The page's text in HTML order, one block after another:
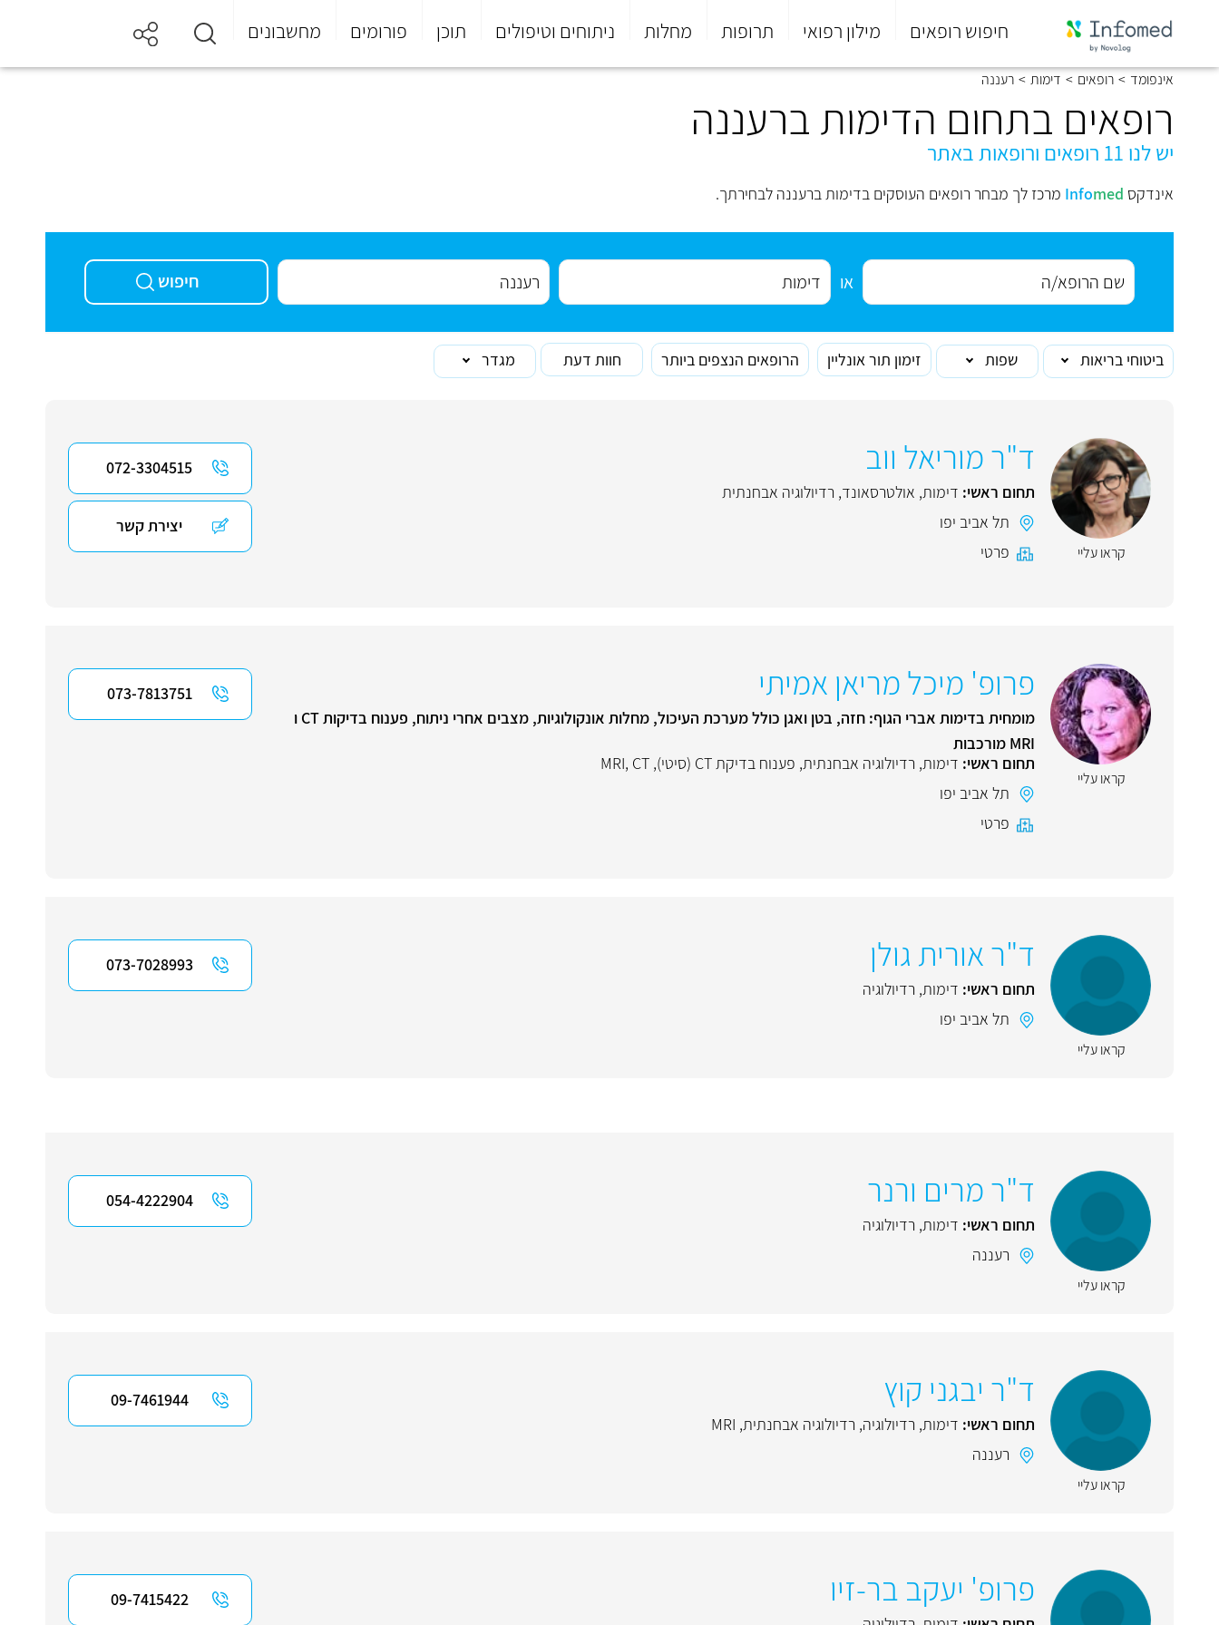
חיפוש רופאים מילון רפואי תרופות מחלות ניתוחים וטיפולים תוכן פורומים מחשבונים
סוף
התפריט
אינפומד > רופאים > דימות > רעננה
רופאים בתחום הדימות ברעננה
יש לנו 11 רופאים ורופאות באתר
אינדקס Infomed מרכז לך מבחר רופאים העוסקים בדימות ברעננה לבחירתך.
או חיפוש
ביטוחי בריאות שפות זימון תור אונליין הרופאים הנצפים ביותר חוות דעת מגדר
קראו עליי
ד"ר מוריאל ווב
תחום ראשי: דימות, אולטרסאונד, רדיולוגיה אבחנתית
תל אביב יפו
פרטי
072-3304515
יצירת קשר
קראו עליי
פרופ' מיכל מריאן אמיתי
מומחית בדימות אברי הגוף: חזה, בטן ואגן כולל מערכת העיכול, מחלות אונקולוגיות, מצבים אחרי ניתוח, פענוח בדיקות CT ו
MRI מורכבות
תחום ראשי: דימות, רדיולוגיה אבחנתית, פענוח בדיקת CT (סיטי) ,
MRI, CT
תל אביב יפו
פרטי
073-7813751
קראו עליי
ד"ר אורית גולן
תחום ראשי: דימות, רדיולוגיה
תל אביב יפו
073-7028993
קראו עליי
ד"ר מרים ורנר
תחום ראשי: דימות, רדיולוגיה
רעננה
054-4222904
קראו עליי
ד"ר יבגני קוץ
תחום ראשי: דימות, רדיולוגיה, רדיולוגיה אבחנתית,
MRI
רעננה
09-7461944
פרופ' יעקב בר-זיו 09-7415422